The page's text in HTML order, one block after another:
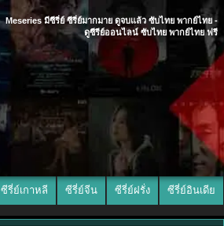
Meseries มีซีรี่ย์ ซีรี่ย์มากมาย ดูจบแล้ว ซับไทย พากย์ไทย -
ดูซีรีย์ออนไลน์ ซับไทย พากย์ไทย ฟรี
ซีรี่ย์เกาหลี ซีรี่ย์จีน ซีรี่ย์ฝรั่ง ซีรี่ย์อินเดีย